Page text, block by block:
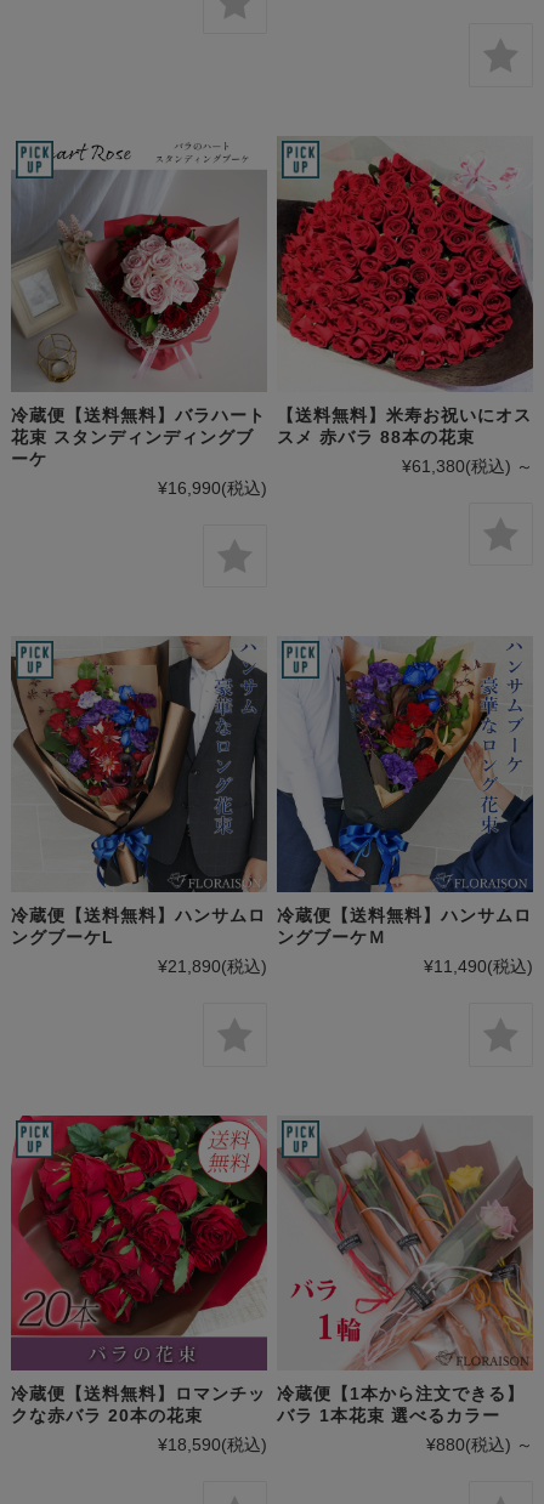
冷蔵便【送料無料】バラハート
花束 スタンディンディングブ
ーケ
¥16,990(税込)
【送料無料】米寿お祝いにオス
スメ 赤バラ 88本の花束
¥61,380(税込) ～
冷蔵便【送料無料】ハンサムロ
ングブーケL
¥21,890(税込)
冷蔵便【送料無料】ハンサムロ
ングブーケＭ
¥11,490(税込)
冷蔵便【送料無料】ロマンチッ
クな赤バラ 20本の花束
¥18,590(税込)
冷蔵便【1本から注文できる】
バラ 1本花束 選べるカラー
¥880(税込) ～